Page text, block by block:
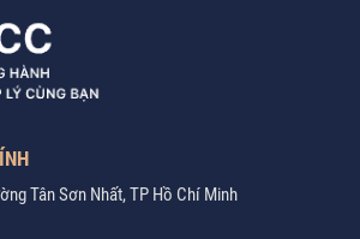
Tân Sơn Nhất, TP Hồ Chí Minh